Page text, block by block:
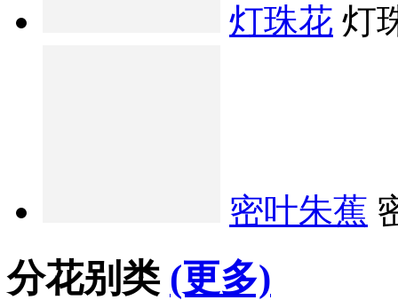
灯珠花 灯
密叶朱蕉
分花别类 (更多)